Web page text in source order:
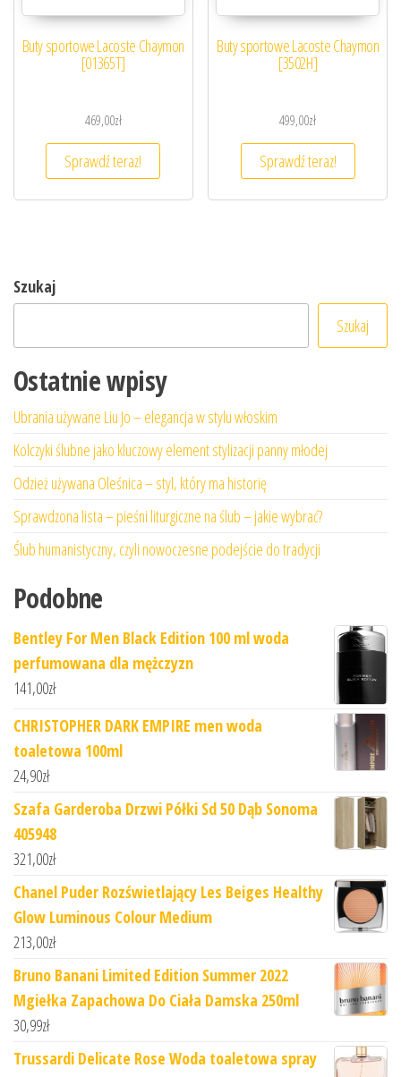
Buty sportowe Lacoste Chaymon
[01365T]
469,00zł
Sprawdź teraz!
Buty sportowe Lacoste Chaymon
[3502H]
499,00zł
Sprawdź teraz!
Szukaj
Szukaj
Ostatnie wpisy
Ubrania używane Liu Jo – elegancja w stylu włoskim
Kolczyki ślubne jako kluczowy element stylizacji panny młodej
Odzież używana Oleśnica – styl, który ma historię
Sprawdzona lista – pieśni liturgiczne na ślub – jakie wybrać?
Ślub humanistyczny, czyli nowoczesne podejście do tradycji
Podobne
Bentley For Men Black Edition 100 ml woda
perfumowana dla mężczyzn
141,00zł
CHRISTOPHER DARK EMPIRE men woda
toaletowa 100ml
24,90zł
Szafa Garderoba Drzwi Półki Sd 50 Dąb Sonoma
405948
321,00zł
Chanel Puder Rozświetlający Les Beiges Healthy
Glow Luminous Colour Medium
213,00zł
Bruno Banani Limited Edition Summer 2022
Mgiełka Zapachowa Do Ciała Damska 250ml
30,99zł
Trussardi Delicate Rose Woda toaletowa spray